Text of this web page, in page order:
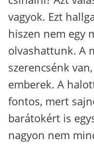
vagyok. Ezt
hiszen nem egy
olvashattunk. A
szerencsénk
emberek. A
fontos, mert
barátokért is
nagyon nem